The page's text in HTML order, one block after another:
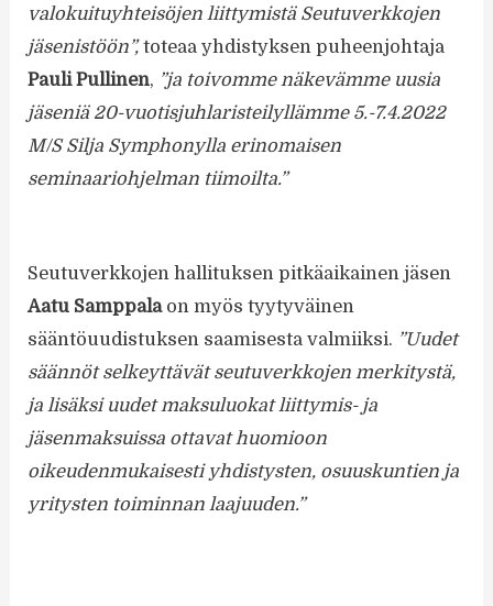
valokuituyhteisöjen liittymistä Seutuverkkojen
jäsenistöön”,toteaa yhdistyksen puheenjohtaja
Pauli Pullinen, ”ja toivomme näkevämme uusia
jäseniä 20-vuotisjuhlaristeilyllämme 5.-7.4.2022
M/S Silja Symphonylla erinomaisen
seminaariohjelman tiimoilta.”
Seutuverkkojen hallituksen pitkäaikainen jäsen
Aatu Samppalaon myös tyytyväinen
sääntöuudistuksen saamisesta valmiiksi. ”Uudet
säännöt selkeyttävät seutuverkkojen merkitystä,
ja lisäksi uudet maksuluokat liittymis- ja
jäsenmaksuissa ottavat huomioon
oikeudenmukaisesti yhdistysten, osuuskuntien ja
yritysten toiminnan laajuuden.”